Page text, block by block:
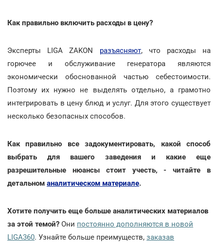
Как правильно включить расходы в цену?
Эксперты LIGA ZAKON разъясняют, что расходы на
горючее и обслуживание генератора являются
экономически обоснованной частью себестоимости.
Поэтому их нужно не выделять отдельно, а грамотно
интегрировать в цену блюд и услуг. Для этого существует
несколько безопасных способов.
Как правильно все задокументировать, какой способ
выбрать для вашего заведения и какие еще
разрешительные нюансы стоит учесть, - читайте в
детальном аналитическом материале.
Хотите получить еще больше аналитических материалов
за этой темой? Они постоянно дополняются в новой
LIGA360. Узнайте больше преимуществ, заказав